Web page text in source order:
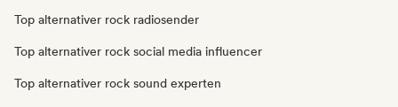
Top alternativer rock radiosender
Top alternativer rock social media influencer
Top alternativer rock sound experten